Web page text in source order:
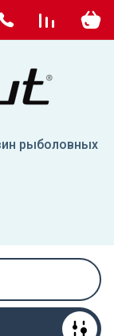
рыболовных